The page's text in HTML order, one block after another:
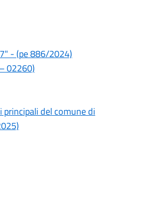
- (pe 886/2024)
02260)
principali del comune di